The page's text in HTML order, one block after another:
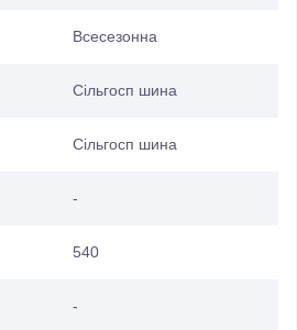
Всесезонна
Сільгосп шина
Сільгосп шина
-
540
-